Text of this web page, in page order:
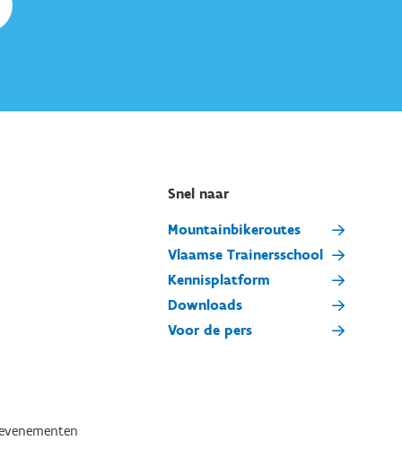
Snel naar
Mountainbikeroutes
Vlaamse Trainersschool
Kennisplatform
Downloads
Voor de pers